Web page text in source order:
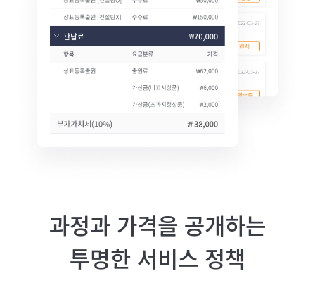
과정과 가격을 공개하는
투명한 서비스 정책